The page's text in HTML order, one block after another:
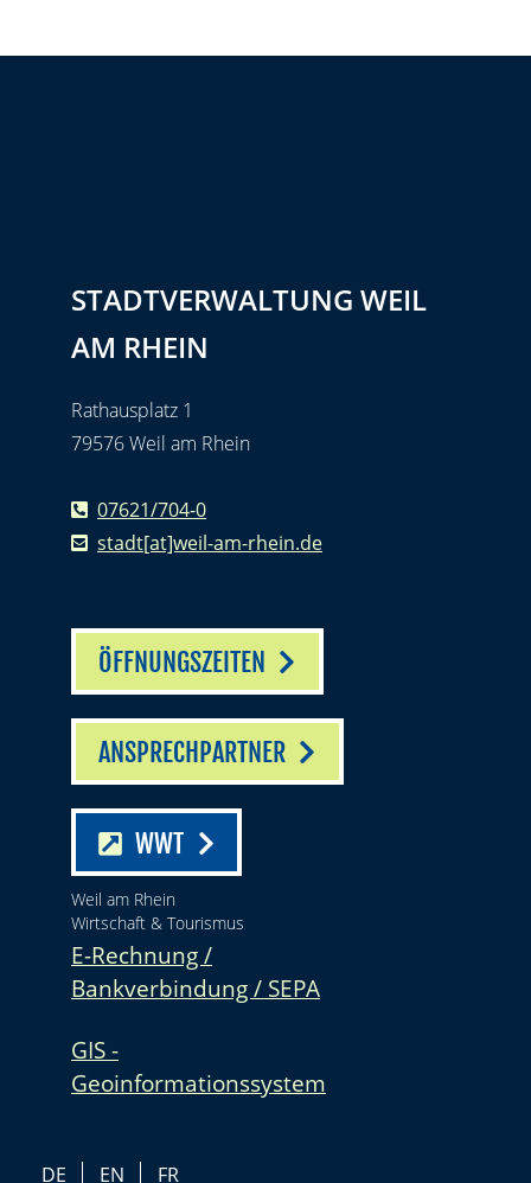
STADTVERWALTUNG WEIL
AM RHEIN
Rathausplatz 1
79576 Weil am Rhein
07621/704-0
stadt[at]weil-am-rhein.de
ÖFFNUNGSZEITEN
ANSPRECHPARTNER
WWT
Weil am Rhein
Wirtschaft & Tourismus
E-Rechnung /
Bankverbindung / SEPA
GIS -
Geoinformationssystem
DE EN FR